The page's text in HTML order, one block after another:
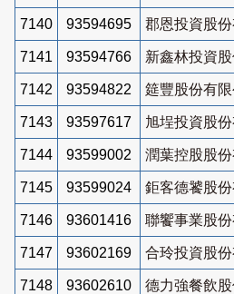
7140 93594695 郡恩投資股份
7141 93594766 新鑫林投資
7142 93594822 筵豐股份有限
7143 93597617 旭埕投資股份
7144 93599002 潤葉控股股份
7145 93599024 鉅客德饕股份
7146 93601416 聯饗事業股份
7147 93602169 合玲投資股份
7148 93602610 德力強餐飲